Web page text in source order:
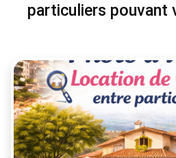
particuliers pouvant